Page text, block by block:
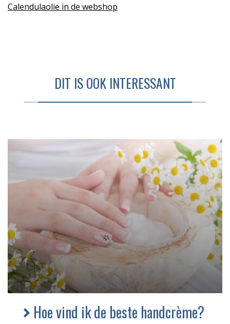
Calendulaolie in de webshop
DIT IS OOK INTERESSANT
Hoe vind ik de beste handcrème?